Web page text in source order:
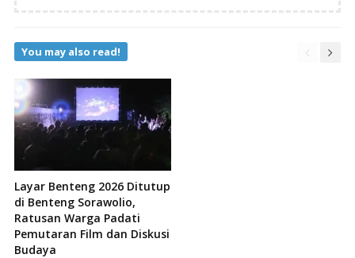
You may also read!
Layar Benteng 2026 Ditutup
di Benteng Sorawolio,
Ratusan Warga Padati
Pemutaran Film dan Diskusi
Budaya